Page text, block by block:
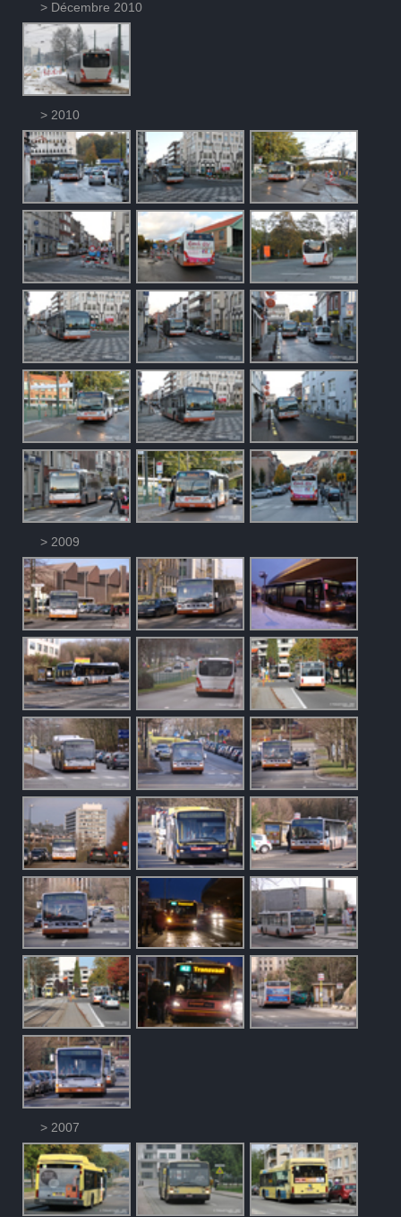
> Décembre 2010
> 2010
> 2009
> 2007